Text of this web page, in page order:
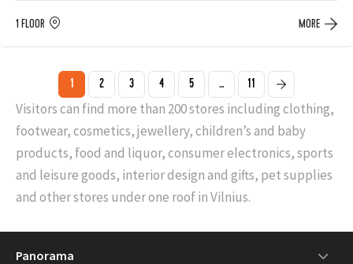
1 FLOOR MORE
1 2 3 4 5 ... 11
Visitors can find more than 200 stores including clothing,
footwear, cosmetics, jewellery, children’s and baby
products, food and liquor, consumer electronics, sports
and leisure goods, interior design and gifts, pet supplies
and other stores under one roof in Vilnius.
Panorama